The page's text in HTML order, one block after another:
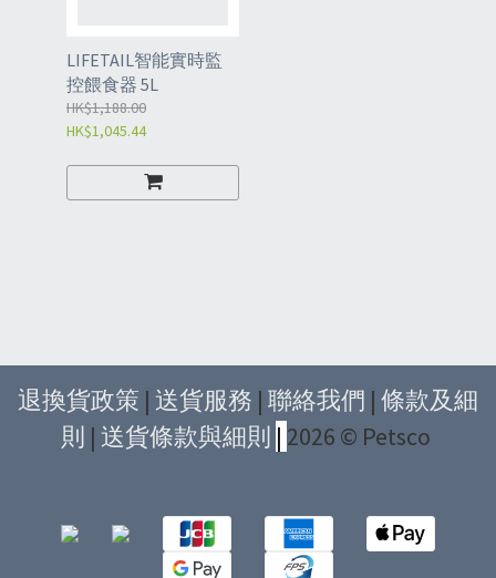
LIFETAIL智能實時監
控餵食器 5L
HK$1,188.00
HK$1,045.44
退換貨政策 | 送貨服務 | 聯絡我們 | 條款及細
則 | 送貨條款與細則 | 2026 © Petsco